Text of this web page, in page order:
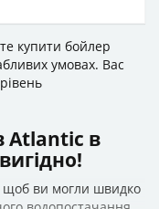
купити бойлер
умовах. Вас
Atlantic в
ви могли швидко